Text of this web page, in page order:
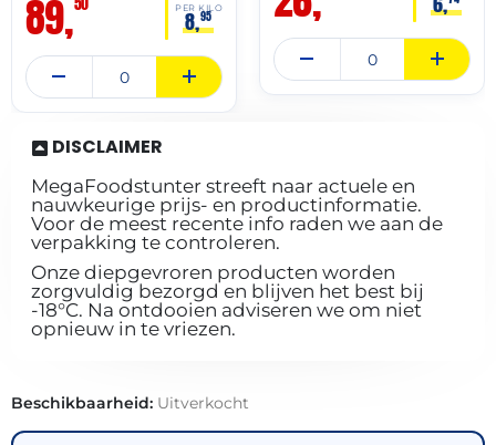
89, PER KILO
8,95
DISCLAIMER
MegaFoodstunter streeft naar actuele en
nauwkeurige prijs- en productinformatie.
Voor de meest recente info raden we aan de
verpakking te controleren.
Onze diepgevroren producten worden
zorgvuldig bezorgd en blijven het best bij
-18°C. Na ontdooien adviseren we om niet
opnieuw in te vriezen.
Beschikbaarheid: Uitverkocht